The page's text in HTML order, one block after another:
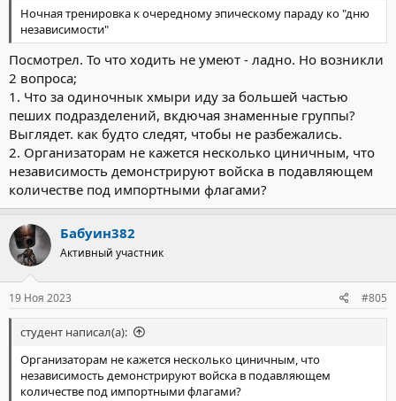
Ночная тренировка к очередному эпическому параду ко "дню
независимости"
Посмотрел. То что ходить не умеют - ладно. Но возникли
2 вопроса;
1. Что за одиночнык хмыри иду за большей частью
пеших подразделений, вкдючая знаменные группы?
Выглядет. как будто следят, чтобы не разбежались.
2. Организаторам не кажется несколько циничным, что
независимость демонстрируют войска в подавляющем
количестве под импортными флагами?
Бабуин382
Активный участник
19 Ноя 2023 #805
студент написал(а):
Организаторам не кажется несколько циничным, что
независимость демонстрируют войска в подавляющем
количестве под импортными флагами?